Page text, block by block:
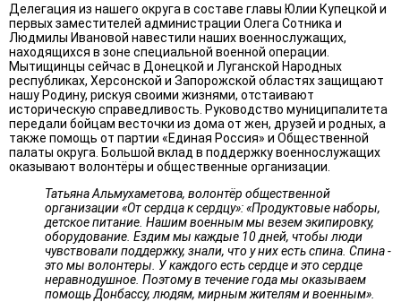
Делегация из нашего округа в составе главы Юлии Купецкой и
первых заместителей администрации Олега Сотника и
Людмилы Ивановой навестили наших военнослужащих,
находящихся в зоне специальной военной операции.
Мытищинцы сейчас в Донецкой и Луганской Народных
республиках, Херсонской и Запорожской областях защищают
нашу Родину, рискуя своими жизнями, отстаивают
историческую справедливость. Руководство муниципалитета
передали бойцам весточки из дома от жен, друзей и родных, а
также помощь от партии «Единая Россия» и Общественной
палаты округа. Большой вклад в поддержку военнослужащих
оказывают волонтёры и общественные организации.
Татьяна Альмухаметова, волонтёр общественной
организации «От сердца к сердцу»: «Продуктовые наборы,
детское питание. Нашим военным мы везем экипировку,
оборудование. Ездим мы каждые 10 дней, чтобы люди
чувствовали поддержку, знали, что у них есть спина. Спина -
это мы волонтеры. У каждого есть сердце и это сердце
неравнодушное. Поэтому в течение года мы оказываем
помощь Донбассу, людям, мирным жителям и военным».